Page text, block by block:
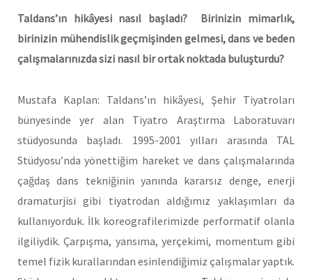
Taldans’ın hikâyesi nasıl başladı? Birinizin mimarlık,
birinizin mühendislik geçmişinden gelmesi, dans ve beden
çalışmalarınızda sizi nasıl bir ortak noktada buluşturdu?
Mustafa Kaplan: Taldans’ın hikâyesi, Şehir Tiyatroları
bünyesinde yer alan Tiyatro Araştırma Laboratuvarı
stüdyosunda başladı. 1995-2001 yılları arasında TAL
Stüdyosu’nda yönettiğim hareket ve dans çalışmalarında
çağdaş dans tekniğinin yanında kararsız denge, enerji
dramaturjisi gibi tiyatrodan aldığımız yaklaşımları da
kullanıyorduk. İlk koreografilerimizde performatif olanla
ilgiliydik. Çarpışma, yansıma, yerçekimi, momentum gibi
temel fizik kurallarından esinlendiğimiz çalışmalar yaptık.